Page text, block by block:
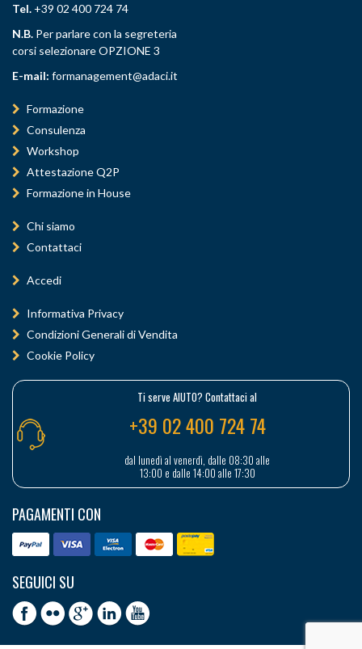
Tel. +39 02 400 724 74
N.B. Per parlare con la segreteria
corsi selezionare OPZIONE 3
E-mail: formanagement@adaci.it
Formazione
Consulenza
Workshop
Attestazione Q2P
Formazione in House
Chi siamo
Contattaci
Accedi
Informativa Privacy
Condizioni Generali di Vendita
Cookie Policy
Ti serve AIUTO? Contattaci al
+39 02 400 724 74
dal lunedì al venerdì, dalle 08:30 alle
13:00 e dalle 14:00 alle 17:30
PAGAMENTI CON
SEGUICI SU